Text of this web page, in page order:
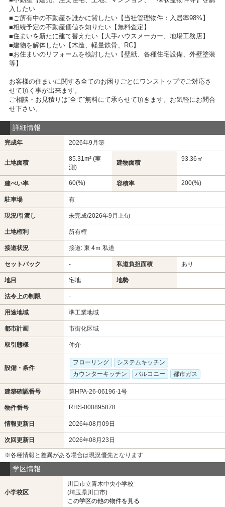
入したい
■ご所有中の不動産を誰かに貸したい【当社管理物件：入居率98%】
■相続予定の不動産価値を知りたい【無料査定】
■住まいを新たに建て替えたい【大手ハウスメーカー、地場工務店】
■建物を解体したい【木造、軽量鉄骨、RC】
■お住まいのリフォームを検討したい【壁紙、各種住宅設備、外壁塗装
等】
お客様の住まいに関する全てのお困りごとにワンストップでご対応さ
せて頂く事が出来ます。
ご相談・お見積りは“全て”無料にて承らせて頂きます。お気軽にお問合
せ下さい。
詳細情報
完成年 2026年9月築
土地面積
85.31m² (実
測)
建物面積
93.36㎡
建ぺい率 60(%) 容積率 200(%)
駐車場 有
現況/引渡し 未完成/2026年9月上旬
土地権利 所有権
接道状況 接道: 東 4ｍ 私道
セットバック - 私道負担面積 あり
地目 宅地 地勢
法令上の制限 -
用途地域 準工業地域
都市計画 市街化区域
取引態様 仲介
設備・条件
フローリング
システムキッチン
カウンターキッチン
バルコニー 都市ガス
建築確認番号 第HPA-26-06196-1号
物件番号 RHS-000895878
情報更新日 2026年08月09日
次回更新日 2026年08月23日
※各種情報と差異がある場合は現況優先となります
学区情報
小学校区
川口市立青木中央小学校
(埼玉県川口市)
この学区の他の物件を見る